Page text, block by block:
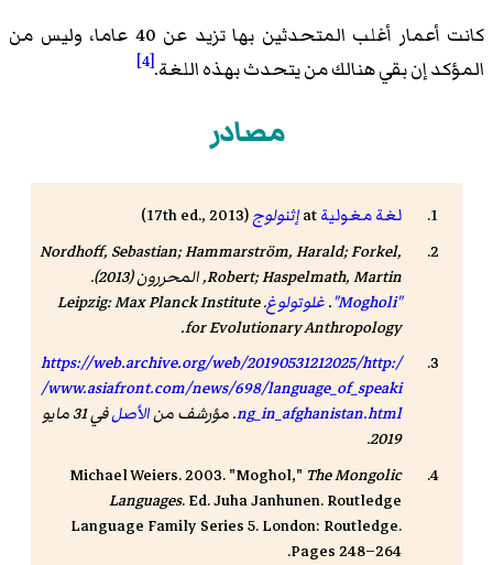
كانت أعمار أغلب المتحدثين بها تزيد عن 40 عاما، وليس من
المؤكد إن بقي هنالك من يتحدث بهذه اللغة.[4]
مصادر
لغة مغولية إثنولوج(17th ed., 2013)
Nordhoff, Sebastian; Hammarström, Harald; Forkel,
Robert; Haspelmath, Martin, المحررون (2013).
"Mogholi"
.غلوتولوغ . Leipzig: Max Planck Institute
for Evolutionary Anthropology.
https://web.archive.org/web/20190531212025/http:/
/www.asiafront.com/news/698/language_of_speaki
ng_in_afghanistan.html. مؤرشف منالأصل
في 31 مايو
2019.
Michael Weiers. 2003. "Moghol," The Mongolic
Languages. Ed. Juha Janhunen. Routledge
Language Family Series 5. London: Routledge.
Pages 248–264.